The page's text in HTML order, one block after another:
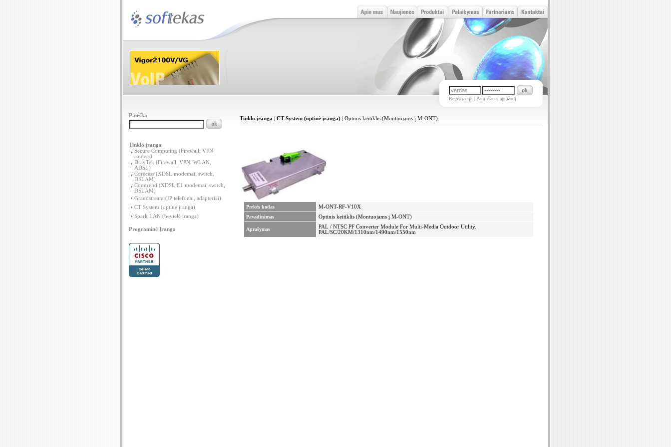
Registracija | Pamiršau slaptažodį
Paieška
Tinklo įranga CT System (optinė įranga) | Optinis keitiklis (Montuojams į M-ONT)
Tinklo įranga
Secure Computing (Firewall, VPN
routers)
DrayTek (Firewall, VPN, WLAN,
ADSL)
Corecess (XDSL modemai, switch,
DSLAM)
Comtrend (XDSL E1 modemai, switch,
DSLAM)
Grandstream (IP telefonai, adapteriai)
CT System (optinė įranga)
Spark LAN (bevielė įranga)
Programinė Įranga
Prekės kodas
M-ONT-RF-V10X
Pavadinimas
Optinis keitiklis (Montuojams į M-ONT)
Aprašymas
PAL / NTSC PF Converter Module For Multi-Media Outdoor Utility.
PAL/SC/20KM/1310nm/1490nm/1550nm